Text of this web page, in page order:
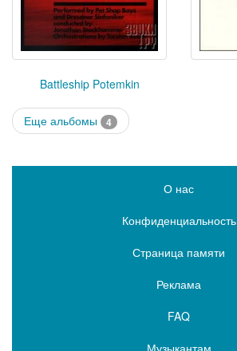
Battleship Potemkin
Еще альбомы 4
О нас
Конфиденциальность
Страница памяти
Реклама
FAQ
Музыкантам